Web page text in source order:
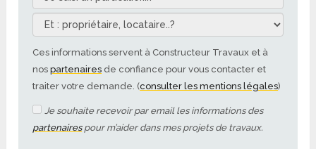
Ces informations servent à Constructeur Travaux et à
nospartenaires de confiance pour vous contacter et
traiter votre demande. (consulter les mentions légales)
Je souhaite recevoir par email les informations des
partenairespour m’aider dans mes projets de travaux.